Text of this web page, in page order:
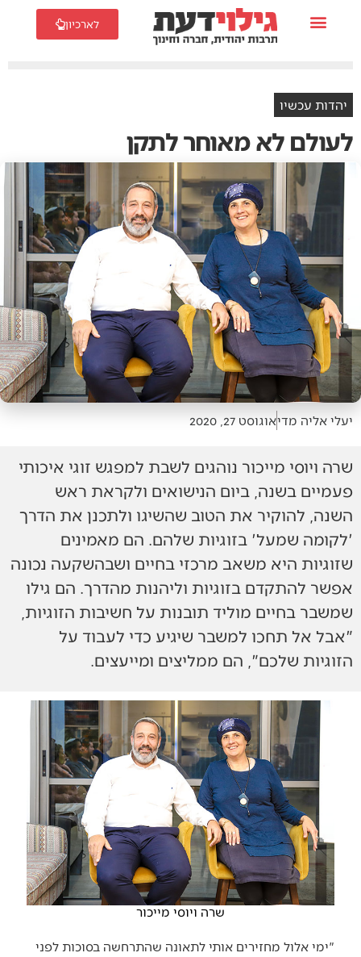
לארכיון
יהדות עכשיו
לעולם לא מאוחר לתקן
יעלי אליה מדיאוגוסט 27, 2020
שרה ויוסי מייכור נוהגים לשבת למפגש זוגי איכותי
פעמיים בשנה, ביום הנישואים ולקראת ראש
השנה, להוקיר את הטוב שהשיגו ולתכנן את הדרך
'לקומה שמעל' בזוגיות שלהם. הם מאמינים
שזוגיות היא משאב מרכזי בחיים ושבהשקעה נכונה
אפשר להתקדם בזוגיות וליהנות מהדרך. הם גילו
שמשבר בחיים מוליד תובנות על חשיבות הזוגיות,
"אבל אל תחכו למשבר שיגיע כדי לעבוד על
הזוגיות שלכם", הם ממליצים ומייעצים.
שרה ויוסי מייכור
"ימי אלול מחזירים אותי לתאונה שהתרחשה בסוכות לפני